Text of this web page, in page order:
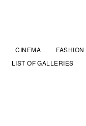
CINEMA FASHION
LIST OF GALLERIES